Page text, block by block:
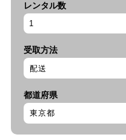
レンタル数
受取方法
都道府県